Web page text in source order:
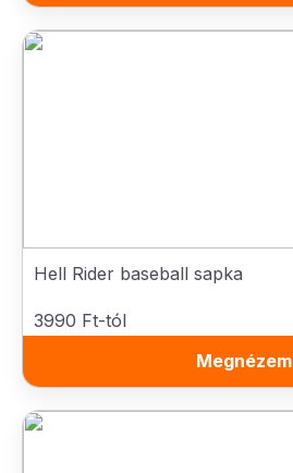
Hell Rider baseball sapka
3990 Ft-tól
Megnézem